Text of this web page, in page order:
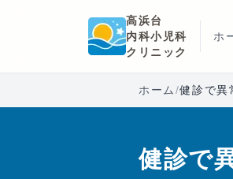
高浜台
内科小児科
クリニック
ホ
ホーム /健診で異
健診で